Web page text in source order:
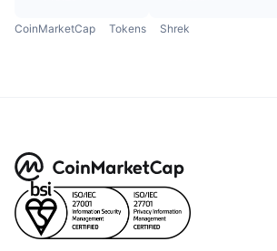
CoinMarketCap Tokens Shrek